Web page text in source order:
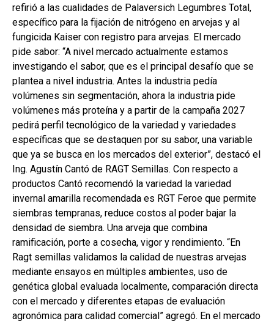
refirió a las cualidades de Palaversich Legumbres Total,
específico para la fijación de nitrógeno en arvejas y al
fungicida Kaiser con registro para arvejas. El mercado
pide sabor: “A nivel mercado actualmente estamos
investigando el sabor, que es el principal desafío que se
plantea a nivel industria. Antes la industria pedía
volúmenes sin segmentación, ahora la industria pide
volúmenes más proteína y a partir de la campaña 2027
pedirá perfil tecnológico de la variedad y variedades
específicas que se destaquen por su sabor, una variable
que ya se busca en los mercados del exterior”, destacó el
Ing. Agustín Cantó de RAGT Semillas. Con respecto a
productos Cantó recomendó la variedad la variedad
invernal amarilla recomendada es RGT Feroe que permite
siembras tempranas, reduce costos al poder bajar la
densidad de siembra. Una arveja que combina
ramificación, porte a cosecha, vigor y rendimiento. “En
Ragt semillas validamos la calidad de nuestras arvejas
mediante ensayos en múltiples ambientes, uso de
genética global evaluada localmente, comparación directa
con el mercado y diferentes etapas de evaluación
agronómica para calidad comercial” agregó. En el mercado